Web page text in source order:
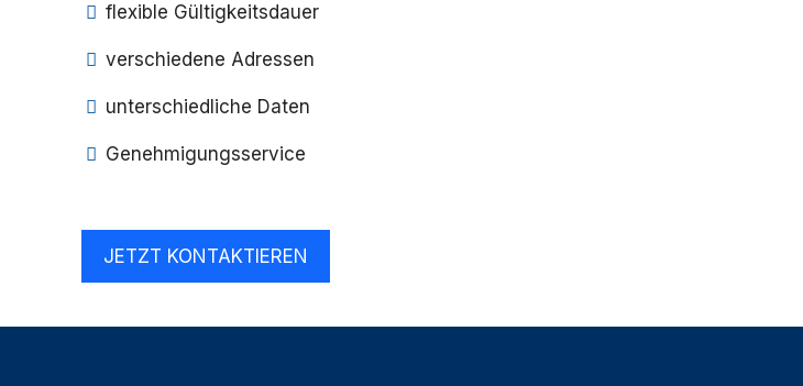
flexible Gültigkeitsdauer
verschiedene Adressen
unterschiedliche Daten
Genehmigungsservice
JETZT KONTAKTIEREN